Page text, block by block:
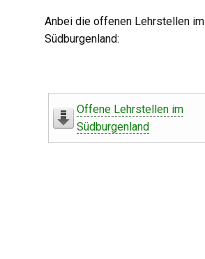
Anbei die offenen Lehrstellen im
Südburgenland:
Offene Lehrstellen im
Südburgenland